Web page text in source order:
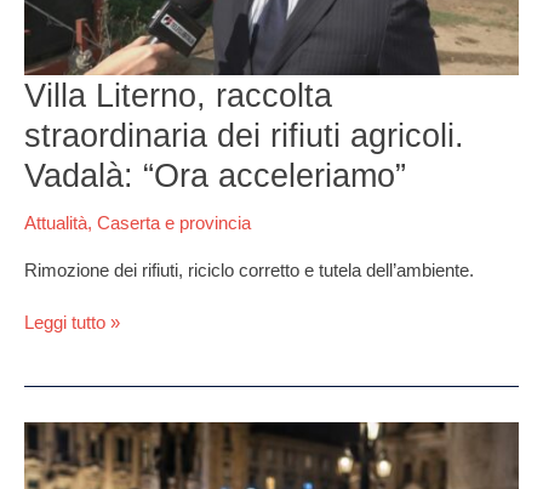
Villa Literno, raccolta
straordinaria dei rifiuti agricoli.
Vadalà: “Ora acceleriamo”
Attualità, Caserta e provincia
Rimozione dei rifiuti, riciclo corretto e tutela dell’ambiente.
“Ora
acceleriamo”
Leggi tutto »
Napoli,
donna
violentata